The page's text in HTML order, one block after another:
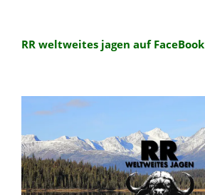
RR weltweites jagen auf FaceBook